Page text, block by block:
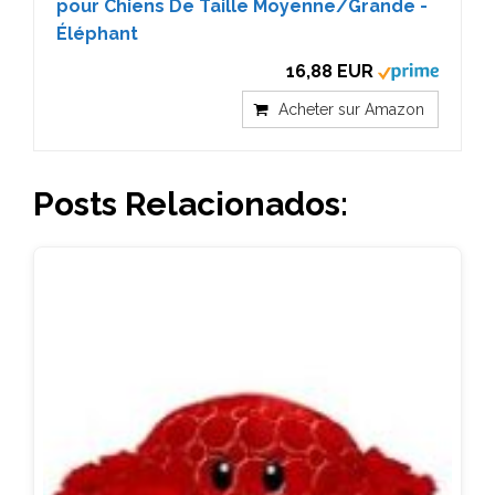
pour Chiens De Taille Moyenne/Grande -
Éléphant
16,88 EUR
Acheter sur Amazon
Posts Relacionados: